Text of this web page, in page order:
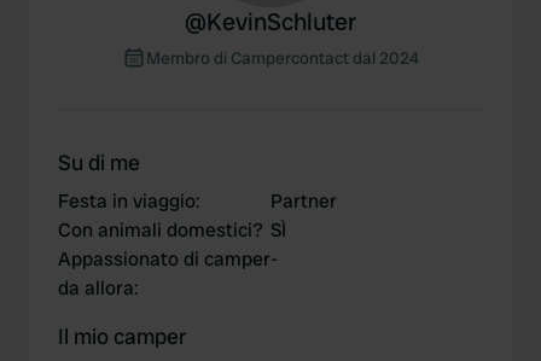
@KevinSchluter
Membro di Campercontact dal 2024
Su di me
Festa in viaggio:
Partner
Con animali domestici? SÌ
Appassionato di camper
da allora:
-
Il mio camper